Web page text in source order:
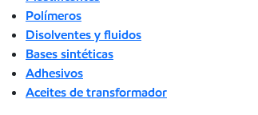
Polímeros
Disolventes y fluidos
Bases sintéticas
Adhesivos
Aceites de transformador